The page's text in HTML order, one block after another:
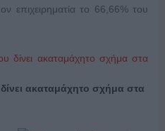
το 66,66% του
ακαταμάχητο σχήμα στα